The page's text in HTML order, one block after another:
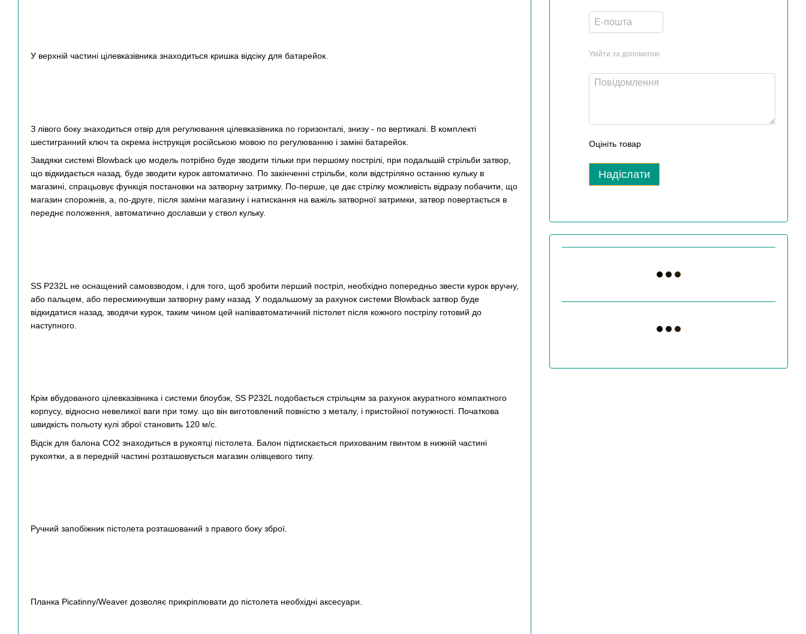
Увійти за допомогою
Оцініть товар
Надіслати
У верхній частині цілевказівника знаходиться кришка відсіку для батарейок.
З лівого боку знаходиться отвір для регулювання цілевказівника по горизонталі, знизу - по вертикалі. В комплекті
шестигранний ключ та окрема інструкція російською мовою по регулюванню і заміні батарейок.
Завдяки системі Blowback цю модель потрібно буде зводити тільки при першому пострілі, при подальшій стрільби затвор,
що відкидається назад, буде зводити курок автоматично. По закінченні стрільби, коли відстріляно останню кульку в
магазині, спрацьовує функція постановки на затворну затримку. По-перше, це дає стрілку можливість відразу побачити, що
магазин спорожнів, а, по-друге, після заміни магазину і натискання на важіль затворної затримки, затвор повертається в
переднє положення, автоматично дославши у ствол кульку.
SS P232L не оснащений самовзводом, і для того, щоб зробити перший постріл, необхідно попередньо звести курок вручну,
або пальцем, або пересмикнувши затворну раму назад. У подальшому за рахунок системи Blowback затвор буде
відкидатися назад, зводячи курок, таким чином цей напівавтоматичний пістолет після кожного пострілу готовий до
наступного.
Крім вбудованого цілевказівника і системи блоубэк, SS P232L подобається стрільцям за рахунок акуратного компактного
корпусу, відносно невеликої ваги при тому. що він виготовлений повністю з металу, і пристойної потужності. Початкова
швидкість польоту кулі зброї становить 120 м/с.
Відсік для балона СО2 знаходиться в рукоятці пістолета. Балон підтискається прихованим гвинтом в нижній частині
рукоятки, а в передній частині розташовується магазин олівцевого типу.
Ручний запобіжник пістолета розташований з правого боку зброї.
Планка Picatinny/Weaver дозволяє прикріплювати до пістолета необхідні аксесуари.